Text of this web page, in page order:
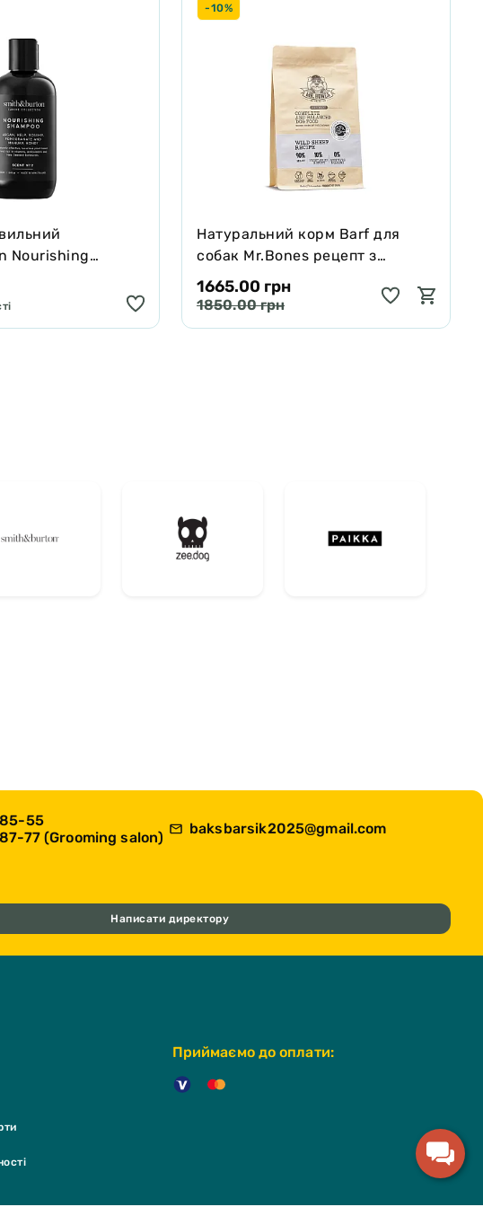
Nourishing
собак 250 мл
-10%
Натуральний корм Barf для
собак Mr.Bones рецепт з
Муфлона 1 кг
1665.00 грн
1850.00 грн
55
77 (Grooming salon)
baksbarsik2025@gmail.com
Написати директору
Приймаємо до оплати: